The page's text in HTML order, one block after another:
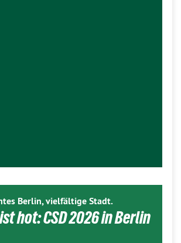
Berlin, vielfältige Stadt.
hot: CSD 2026 in Berlin